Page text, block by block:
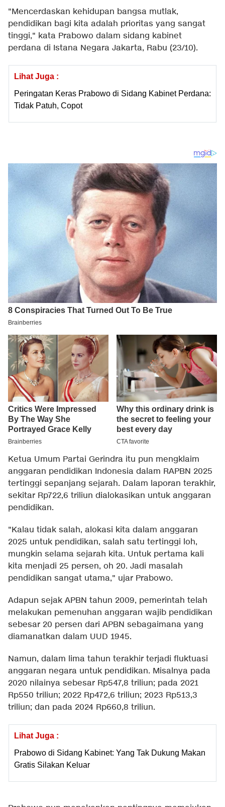
"Mencerdaskan kehidupan bangsa mutlak,
pendidikan bagi kita adalah prioritas yang sangat
tinggi," kata Prabowo dalam sidang kabinet
perdana di Istana Negara Jakarta, Rabu (23/10).
Lihat Juga :
Peringatan Keras Prabowo di Sidang Kabinet Perdana:
Tidak Patuh, Copot
Ketua Umum Partai Gerindra itu pun mengklaim
anggaran pendidikan Indonesia dalam RAPBN 2025
tertinggi sepanjang sejarah. Dalam laporan terakhir,
sekitar Rp722,6 triliun dialokasikan untuk anggaran
pendidikan.
"Kalau tidak salah, alokasi kita dalam anggaran
2025 untuk pendidikan, salah satu tertinggi loh,
mungkin selama sejarah kita. Untuk pertama kali
kita menjadi 25 persen, oh 20. Jadi masalah
pendidikan sangat utama," ujar Prabowo.
Adapun sejak APBN tahun 2009, pemerintah telah
melakukan pemenuhan anggaran wajib pendidikan
sebesar 20 persen dari APBN sebagaimana yang
diamanatkan dalam UUD 1945.
Namun, dalam lima tahun terakhir terjadi fluktuasi
anggaran negara untuk pendidikan. Misalnya pada
2020 nilainya sebesar Rp547,8 triliun; pada 2021
Rp550 triliun; 2022 Rp472,6 triliun; 2023 Rp513,3
triliun; dan pada 2024 Rp660,8 triliun.
Lihat Juga :
Prabowo di Sidang Kabinet: Yang Tak Dukung Makan
Gratis Silakan Keluar